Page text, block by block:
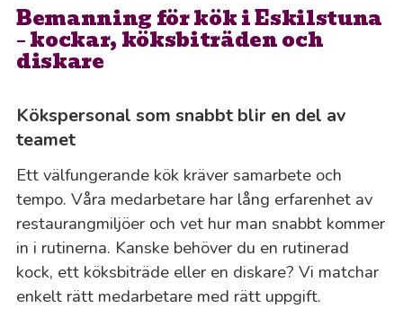
Bemanning för kök i Eskilstuna
– kockar, köksbiträden och
diskare
Kökspersonal som snabbt blir en del av
teamet
Ett välfungerande kök kräver samarbete och
tempo. Våra medarbetare har lång erfarenhet av
restaurangmiljöer och vet hur man snabbt kommer
in i rutinerna. Kanske behöver du en rutinerad
kock, ett köksbiträde eller en diskare? Vi matchar
enkelt rätt medarbetare med rätt uppgift.